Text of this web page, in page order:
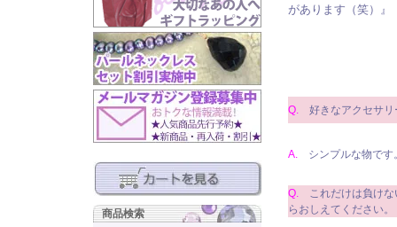
商品検索
があります（笑）』
Q. 好きなアクセサリ
A. シンプルな物です
Q. これだけは負けな
らおしえてください。